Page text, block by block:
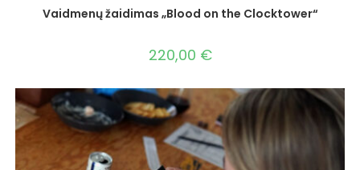
Vaidmenų žaidimas „Blood on the Clocktower“
220,00 €